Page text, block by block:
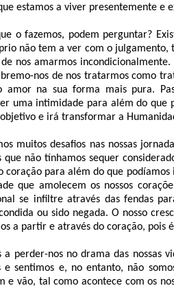
estamos a viver presentemente e
o fazemos, podem perguntar?
não tem a ver com o julgamento,
nos amarmos
nos de nos tratarmos como
amor na sua forma mais pura.
uma intimidade para além do que
objetivo e irá transformar a
muitos desafios nas nossas
que não tínhamos sequer
coração para além do que
que amolecem os nossos
se infiltre através das fendas
ou sido negada. O nosso
a partir e através do coração, pois
a perder-nos no drama das nossas
e sentimos e, no entanto, não
e vão, tal como acontece com os